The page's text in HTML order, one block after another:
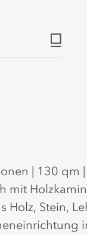
| 130 qm
mit
Holz, Stein,